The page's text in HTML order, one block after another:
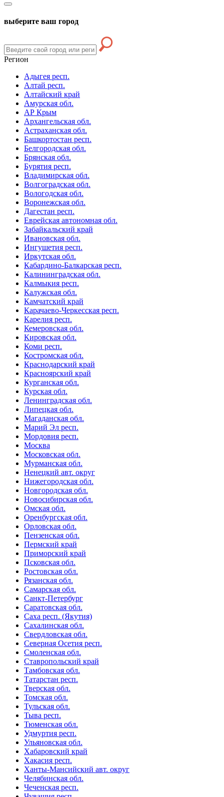
выберите ваш город
Регион
Адыгея респ.
Алтай респ.
Алтайский край
Амурская обл.
АР Крым
Архангельская обл.
Астраханская обл.
Башкортостан респ.
Белгородская обл.
Брянская обл.
Бурятия респ.
Владимирская обл.
Волгоградская обл.
Вологодская обл.
Воронежская обл.
Дагестан респ.
Еврейская автономная обл.
Забайкальский край
Ивановская обл.
Ингушетия респ.
Иркутская обл.
Кабардино-Балкарская респ.
Калининградская обл.
Калмыкия респ.
Калужская обл.
Камчатский край
Карачаево-Черкесская респ.
Карелия респ.
Кемеровская обл.
Кировская обл.
Коми респ.
Костромская обл.
Краснодарский край
Красноярский край
Курганская обл.
Курская обл.
Ленинградская обл.
Липецкая обл.
Магаданская обл.
Марий Эл респ.
Мордовия респ.
Москва
Московская обл.
Мурманская обл.
Ненецкий авт. округ
Нижегородская обл.
Новгородская обл.
Новосибирская обл.
Омская обл.
Оренбургская обл.
Орловская обл.
Пензенская обл.
Пермский край
Приморский край
Псковская обл.
Ростовская обл.
Рязанская обл.
Самарская обл.
Санкт-Петербург
Саратовская обл.
Саха респ. (Якутия)
Сахалинская обл.
Свердловская обл.
Северная Осетия респ.
Смоленская обл.
Ставропольский край
Тамбовская обл.
Татарстан респ.
Тверская обл.
Томская обл.
Тульская обл.
Тыва респ.
Тюменская обл.
Удмуртия респ.
Ульяновская обл.
Хабаровский край
Хакасия респ.
Ханты-Мансийский авт. округ
Челябинская обл.
Чеченская респ.